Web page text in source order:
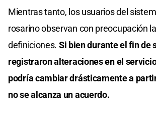
Mientras tanto, los usuarios del
rosarino observan con preocupación
definiciones. Si bien durante el fin de
registraron alteraciones en el
podría cambiar drásticamente a
no se alcanza un acuerdo.